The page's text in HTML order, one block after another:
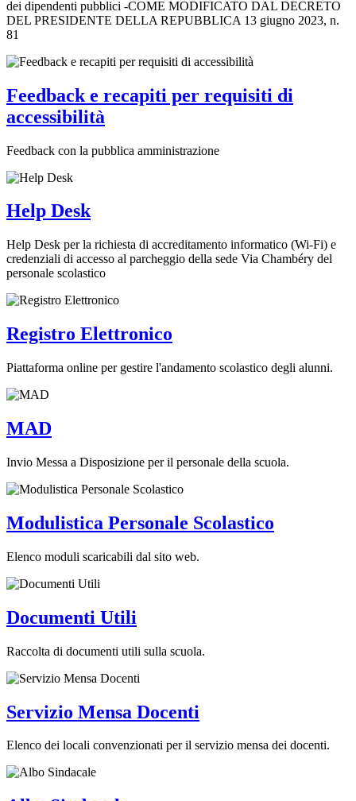
dei dipendenti pubblici -COME MODIFICATO DAL DECRETO
DEL PRESIDENTE DELLA REPUBBLICA 13 giugno 2023, n.
81
Feedback e recapiti per requisiti di
accessibilità
Feedback con la pubblica amministrazione
Help Desk
Help Desk per la richiesta di accreditamento informatico (Wi-Fi) e
credenziali di accesso al parcheggio della sede Via Chambéry del
personale scolastico
Registro Elettronico
Piattaforma online per gestire l'andamento scolastico degli alunni.
MAD
Invio Messa a Disposizione per il personale della scuola.
Modulistica Personale Scolastico
Elenco moduli scaricabili dal sito web.
Documenti Utili
Raccolta di documenti utili sulla scuola.
Servizio Mensa Docenti
Elenco dei locali convenzionati per il servizio mensa dei docenti.